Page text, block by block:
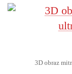
3D obraz